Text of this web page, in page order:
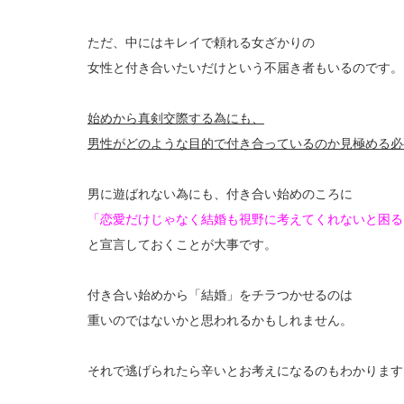
ただ、中にはキレイで頼れる女ざかりの
女性と付き合いたいだけという不届き者もいるのです。
始めから真剣交際する為にも、
男性がどのような目的で付き合っているのか見極める必
男に遊ばれない為にも、付き合い始めのころに
「恋愛だけじゃなく結婚も視野に考えてくれないと困る
と宣言しておくことが大事です。
付き合い始めから「結婚」をチラつかせるのは
重いのではないかと思われるかもしれません。
それで逃げられたら辛いとお考えになるのもわかります